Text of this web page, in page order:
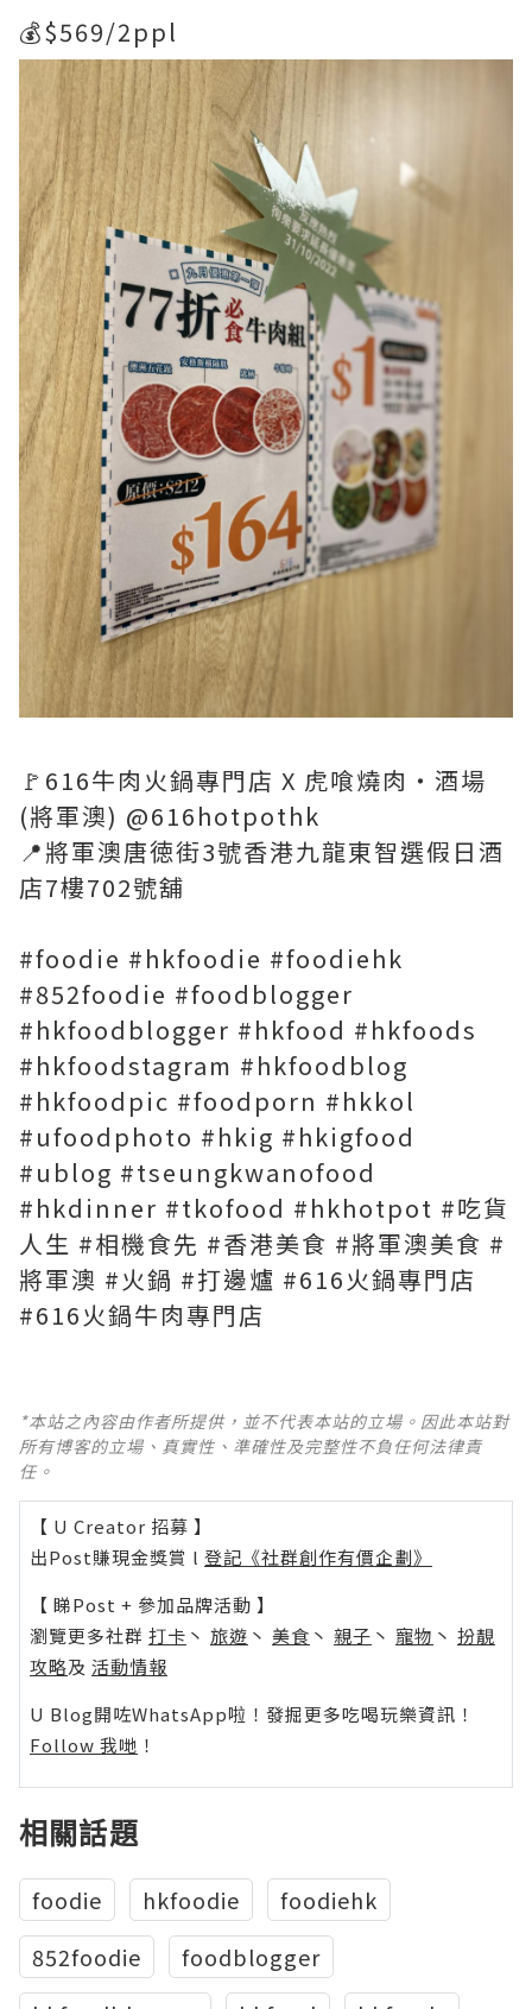
💰$569/2ppl
🚩616牛肉火鍋專門店 X 虎喰燒肉‧酒場
(將軍澳) @616hotpothk
📍將軍澳唐徳街3號香港九龍東智選假日酒
店7樓702號舖
#foodie #hkfoodie #foodiehk
#852foodie #foodblogger
#hkfoodblogger #hkfood #hkfoods
#hkfoodstagram #hkfoodblog
#hkfoodpic #foodporn #hkkol
#ufoodphoto #hkig #hkigfood
#ublog #tseungkwanofood
#hkdinner #tkofood #hkhotpot #吃貨
人生 #相機食先 #香港美食 #將軍澳美食 #
將軍澳 #火鍋 #打邊爐 #616火鍋專門店
#616火鍋牛肉專門店
*本站之內容由作者所提供，並不代表本站的立場。因此本站對
所有博客的立場、真實性、準確性及完整性不負任何法律責
任。
【 U Creator 招募 】
出Post賺現金獎賞 l 登記《社群創作有價企劃》
【 睇Post + 參加品牌活動 】
瀏覽更多社群 打卡 丶 旅遊 丶 美食 丶 親子 丶 寵物 丶 扮靚
攻略及 活動情報
U Blog開咗WhatsApp啦！發掘更多吃喝玩樂資訊！
Follow 我哋 ！
相關話題
foodie hkfoodie
foodiehk
852foodie
foodblogger